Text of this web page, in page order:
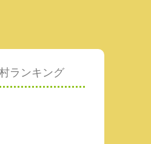
ランキング